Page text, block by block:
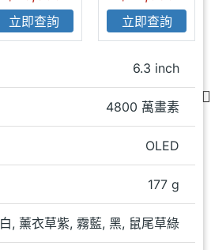
立即查詢 立即查詢
6.3 inch
4800 萬畫素
OLED
177 g
白, 薰衣草紫, 霧藍, 黑, 鼠尾草綠